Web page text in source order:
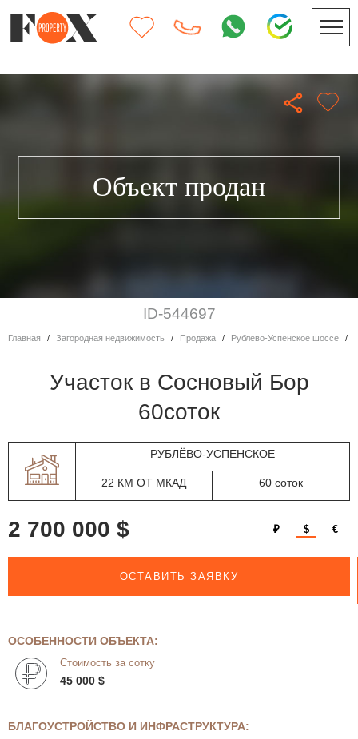
Объект продан
ID-544697
Главная Загородная недвижимость Продажа Рублево-Успенское шоссе
участок в Сосновый Бор
60соток
РУБЛЁВО-УСПЕНСКОЕ
22 КМ ОТ МКАД 60 соток
2 700 000 $ ₽ $ €
ОСТАВИТЬ ЗАЯВКУ
ОСОБЕННОСТИ ОБЪЕКТА:
Стоимость за сотку
45 000 $
БЛАГОУСТРОЙСТВО И ИНФРАСТРУКТУРА: